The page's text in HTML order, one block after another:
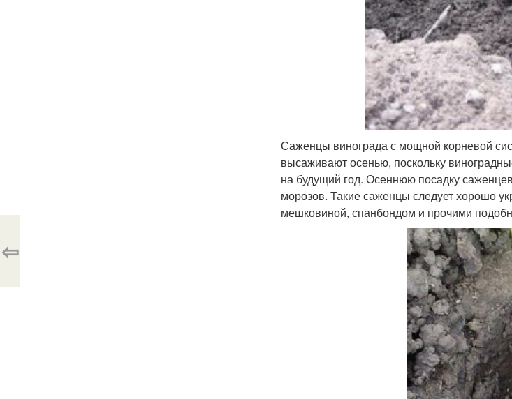
Саженцы винограда с мощной корневой
высаживают осенью, поскольку
на будущий год. Осеннюю посадку
морозов. Такие саженцы следует хорошо
мешковиной, спанбондом и прочими
⇦